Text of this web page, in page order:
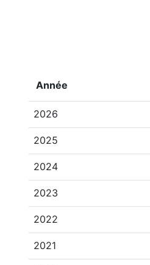
Année
2026
2025
2024
2023
2022
2021